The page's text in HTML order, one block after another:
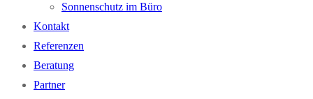
Sonnenschutz im Büro
Kontakt
Referenzen
Beratung
Partner